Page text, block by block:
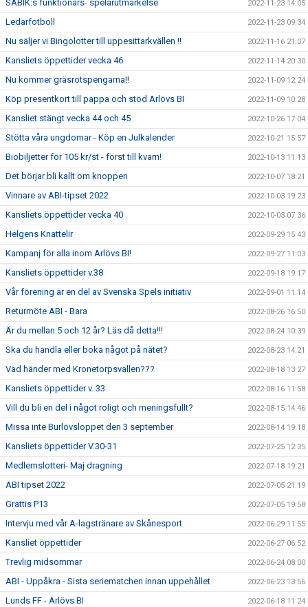
SABIK:s funktionärs- spelarutmärkelse 2022-11-23 14:05
Ledarfotboll 2022-11-23 09:34
Nu säljer vi Bingolotter till uppesittarkvällen !! 2022-11-16 21:07
Kansliets öppettider vecka 46 2022-11-14 20:30
Nu kommer gräsrotspengarna!! 2022-11-09 12:24
Köp presentkort till pappa och stöd Arlövs BI 2022-11-09 10:28
Kansliet stängt vecka 44 och 45 2022-10-26 17:04
Stötta våra ungdomar - Köp en Julkalender 2022-10-21 15:57
Biobiljetter för 105 kr/st - först till kvarn! 2022-10-13 11:13
Det börjar bli kallt om knoppen 2022-10-07 18:21
Vinnare av ABI-tipset 2022 2022-10-03 19:23
Kansliets öppettider vecka 40 2022-10-03 07:36
Helgens Knattelir 2022-09-29 15:43
Kampanj för alla inom Arlövs BI! 2022-09-27 11:03
Kansliets öppettider v.38 2022-09-18 19:17
Vår förening är en del av Svenska Spels initiativ 2022-09-01 11:14
Returmöte ABI - Bara 2022-08-26 16:50
Är du mellan 5 och 12 år? Läs då detta!!! 2022-08-24 10:39
Ska du handla eller boka något på nätet? 2022-08-23 14:21
Vad händer med Kronetorpsvallen??? 2022-08-18 13:27
Kansliets öppettider v. 33 2022-08-16 11:58
Vill du bli en del i något roligt och meningsfullt? 2022-08-15 14:46
Missa inte Burlövsloppet den 3 september 2022-08-14 19:18
Kansliets öppettider V.30-31 2022-07-25 12:35
Medlemslotteri- Maj dragning 2022-07-18 19:21
ABI tipset 2022 2022-07-05 21:19
Grattis P13 2022-07-05 19:58
Intervju med vår A-lagstränare av Skånesport 2022-06-29 11:55
Kansliet öppettider 2022-06-27 06:52
Trevlig midsommar 2022-06-24 08:00
ABI - Uppåkra - Sista seriematchen innan uppehållet 2022-06-23 13:56
Lunds FF - Arlövs BI 2022-06-18 11:24